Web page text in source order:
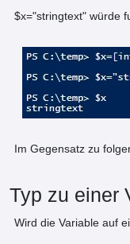
$x="stringtext" würde
Im Gegensatz zu
Typ zu einer
Wird die Variable auf